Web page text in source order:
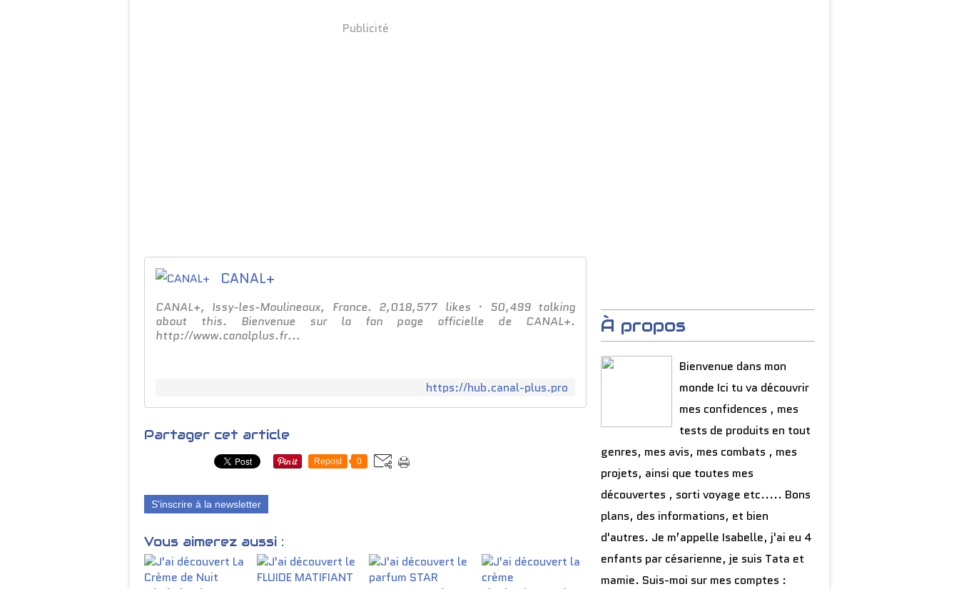
Publicité
CANAL+
CANAL+, Issy-les-Moulineaux, France. 2,018,577 likes · 50,499 talking
about this. Bienvenue sur la fan page officielle de CANAL+.
http://www.canalplus.fr...
https://hub.canal-plus.pro
Partager cet article
Repost 0
S'inscrire à la newsletter
Vous aimerez aussi :
À propos
Bienvenue dans mon
monde Ici tu va découvrir
mes confidences , mes
tests de produits en tout
genres, mes avis, mes combats , mes
projets, ainsi que toutes mes
découvertes , sorti voyage etc..... Bons
plans, des informations, et bien
d'autres. Je m’appelle Isabelle, j'ai eu 4
enfants par césarienne, je suis Tata et
mamie. Suis-moi sur mes comptes :